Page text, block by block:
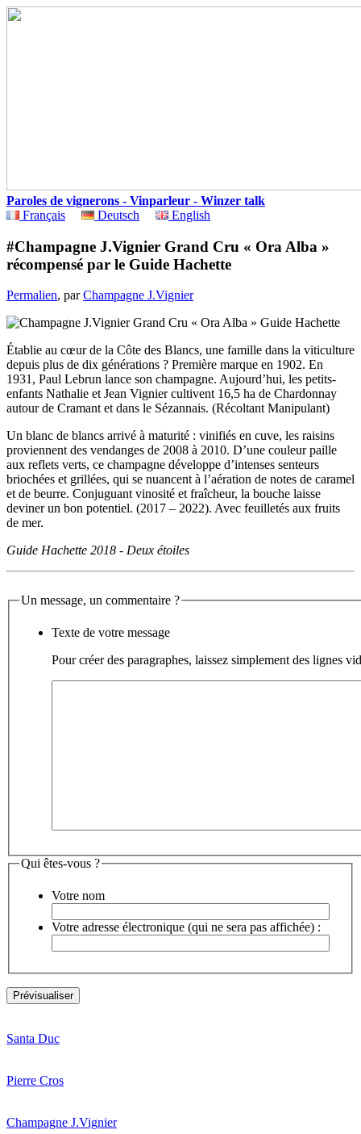
Paroles de vignerons - Vinparleur - Winzer talk
Français
Deutsch English
#Champagne J.Vignier Grand Cru « Ora Alba »
récompensé par le Guide Hachette
Permalien, parChampagne J.Vignier
Établie au cœur de la Côte des Blancs, une famille dans la viticulture
depuis plus de dix générations ? Première marque en 1902. En
1931, Paul Lebrun lance son champagne. Aujourd’hui, les petits-
enfants Nathalie et Jean Vignier cultivent 16,5 ha de Chardonnay
autour de Cramant et dans le Sézannais. (Récoltant Manipulant)
Un blanc de blancs arrivé à maturité : vinifiés en cuve, les raisins
proviennent des vendanges de 2008 à 2010. D’une couleur paille
aux reflets verts, ce champagne développe d’intenses senteurs
briochées et grillées, qui se nuancent à l’aération de notes de caramel
et de beurre. Conjuguant vinosité et fraîcheur, la bouche laisse
deviner un bon potentiel. (2017 – 2022). Avec feuilletés aux fruits
de mer.
Guide Hachette 2018 - Deux étoiles
Un message, un commentaire ?
Texte de votre message
Pour créer des paragraphes, laissez simplement des lignes
Qui êtes-vous ?
Votre nom
Votre adresse électronique (qui ne sera pas affichée) :
Santa Duc
Pierre Cros
Champagne J.Vignier